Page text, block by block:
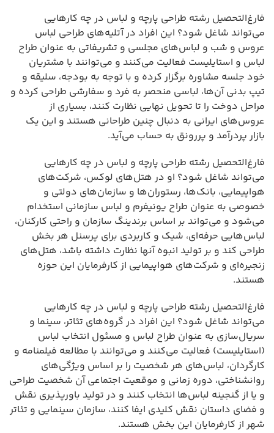
فارغ‌التحصیل رشته طراحی پارچه و لباس در چه کارهایی
می‌تواند شاغل شود؟ این افراد در آتلیه‌های طراحی لباس
عروس و شب و لباس‌های مجلسی و تشریفاتی به عنوان طراح
لباس و استایلیست فعالیت می‌کنند و می‌توانند با مشتریان
خود جلسه مشاوره برگزار کرده و با توجه به بودجه، سلیقه و
تیپ بدنی آن‌ها، لباسی منحصر به فرد و سفارشی طراحی کرده و
مراحل دوخت را تا تحویل نهایی نظارت کنند، بسیاری از
عروس‌های ایرانی به دنبال چنین طراحانی هستند و این یک
بازار پردرآمد و پررونق به حساب می‌آید.
فارغ‌التحصیل رشته طراحی پارچه و لباس در چه کارهایی
می‌تواند شاغل شود؟ او در هتل‌های لوکس، شرکت‌های
هواپیمایی، بانک‌ها، رستوران‌ها و سازمان‌های دولتی و
خصوصی به عنوان طراح یونیفرم و لباس سازمانی استخدام
می‌شود و می‌تواند بر اساس برندینگ سازمان و راحتی کارکنان،
لباس‌هایی حرفه‌ای، شیک و کاربردی برای پرسنل هر بخش
طراحی کند و بر تولید انبوه آنها نظارت داشته باشد، هتل‌های
زنجیره‌ای و شرکت‌های هواپیمایی از کارفرمایان این حوزه
هستند.
فارغ‌التحصیل رشته طراحی پارچه و لباس در چه کارهایی
می‌تواند شاغل شود؟ این افراد در گروه‌های تئاتر، سینما و
سریال‌سازی به عنوان طراح لباس و مسئول انتخاب لباس
(استایلیست) فعالیت می‌کنند و می‌توانند با مطالعه فیلمنامه و
کارگردان، لباس‌های هر شخصیت را بر اساس ویژگی‌های
روانشناختی، دوره زمانی و موقعیت اجتماعی آن شخصیت طراحی
و یا از گنجینه لباس‌ها انتخاب کنند و در تولید باورپذیری نقش
و فضای داستان نقش کلیدی ایفا کنند، سازمان سینمایی و تئاتر
شهر از کارفرمایان این بخش هستند.